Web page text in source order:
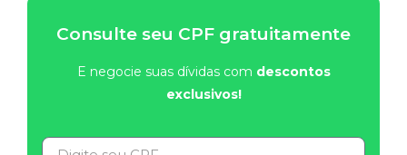
Consulte seu CPF gratuitamente
E negocie suas dívidas com descontos
exclusivos!